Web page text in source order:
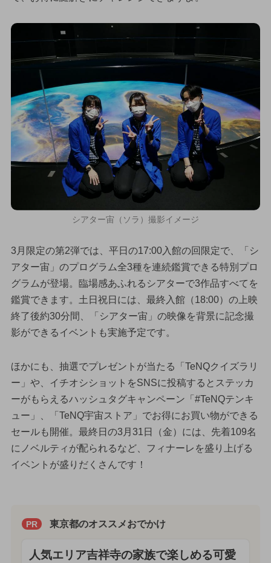
シアター宙（ソラ）撮影イメージ
3月限定の第2弾では、平日の17:00入館の回限定で、「シ
アター宙」のプログラム全3種を連続鑑賞できる特別プロ
グラムが登場。臨場感あふれるシアターで3作品すべてを
鑑賞できます。土日祝日には、最終入館（18:00）の上映
終了後約30分間、「シアター宙」の映像を背景に記念撮
影ができるイベントも実施予定です。
ほかにも、抽選でプレゼントが当たる「TeNQクイズラリ
ー」や、イチオシショットをSNSに投稿するとステッカ
ーがもらえるハッシュタグキャンペーン「#TeNQテンキ
ュー」、「TeNQ宇宙ストア」でお得にお買い物ができる
セールも開催。最終日の3月31日（金）には、先着109名
にノベルティが配られるなど、フィナーレを盛り上げる
イベントが盛りだくさんです！
PR 東京都のオススメおでかけ
人気エリア吉祥寺の家族で楽しめる可愛